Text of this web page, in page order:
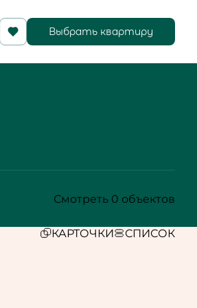
Выбрать квартиру
Смотреть 0 объектов
КАРТОЧКИ СПИСОК